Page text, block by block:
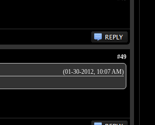
#49
(01-30-2012, 10:07 AM)